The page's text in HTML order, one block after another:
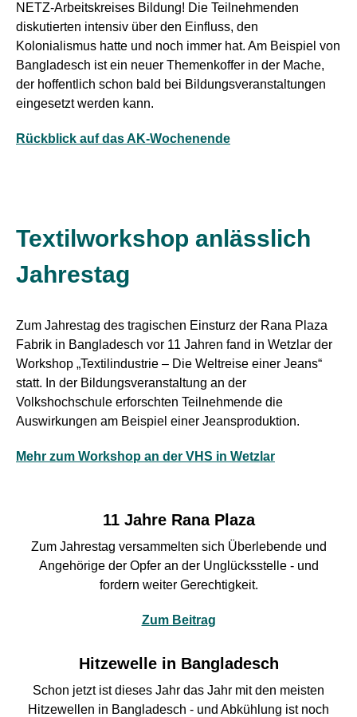
NETZ-Arbeitskreises Bildung! Die Teilnehmenden
diskutierten intensiv über den Einfluss, den
Kolonialismus hatte und noch immer hat. Am Beispiel von
Bangladesch ist ein neuer Themenkoffer in der Mache,
der hoffentlich schon bald bei Bildungsveranstaltungen
eingesetzt werden kann.
Rückblick auf das AK-Wochenende
Textilworkshop anlässlich
Jahrestag
Zum Jahrestag des tragischen Einsturz der Rana Plaza
Fabrik in Bangladesch vor 11 Jahren fand in Wetzlar der
Workshop „Textilindustrie – Die Weltreise einer Jeans“
statt. In der Bildungsveranstaltung an der
Volkshochschule erforschten Teilnehmende die
Auswirkungen am Beispiel einer Jeansproduktion.
Mehr zum Workshop an der VHS in Wetzlar
11 Jahre Rana Plaza
Zum Jahrestag versammelten sich Überlebende und
Angehörige der Opfer an der Unglücksstelle - und
fordern weiter Gerechtigkeit.
Zum Beitrag
Hitzewelle in Bangladesch
Schon jetzt ist dieses Jahr das Jahr mit den meisten
Hitzewellen in Bangladesch - und Abkühlung ist noch